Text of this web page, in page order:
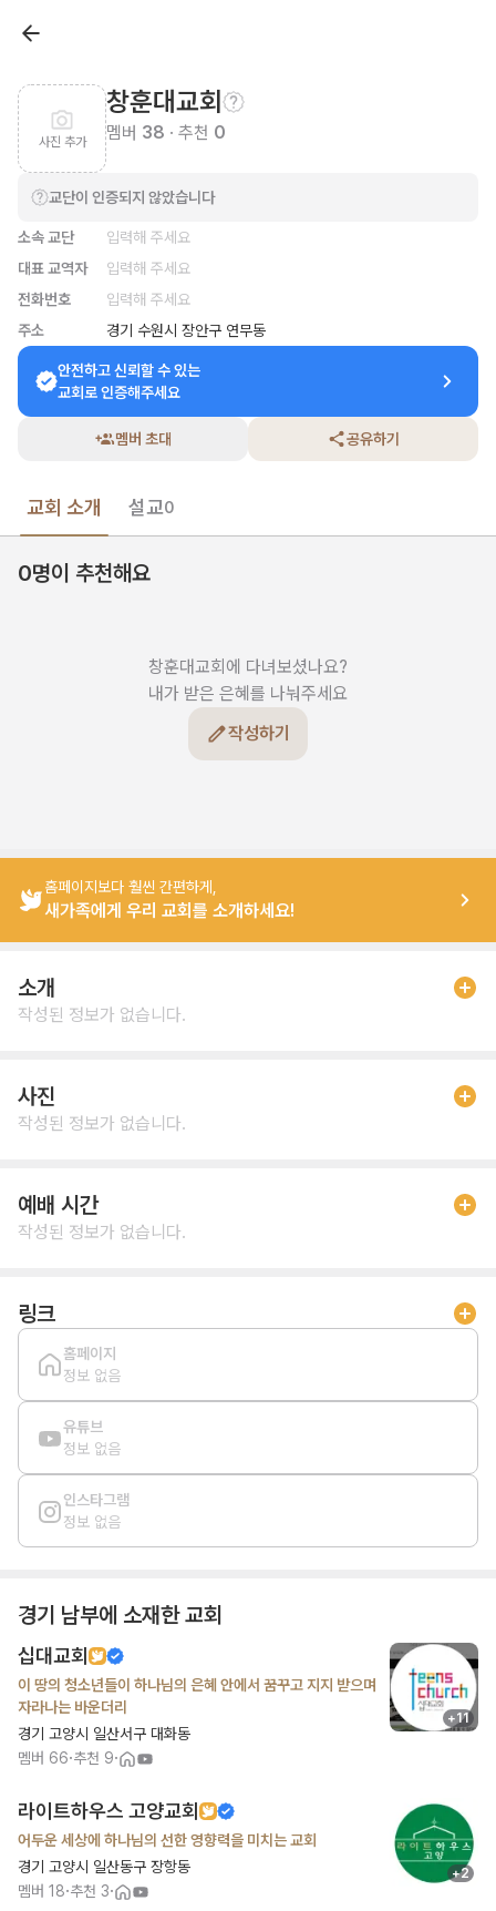
사진 추가
창훈대교회
멤버 38 · 추천 0
교단이 인증되지 않았습니다
소속 교단
입력해 주세요
대표 교역자
입력해 주세요
전화번호
입력해 주세요
주소
경기 수원시 장안구 연무동
안전하고 신뢰할 수 있는
교회로 인증해주세요
멤버 초대 공유하기
교회 소개 설교0
0명이 추천해요
창훈대교회에 다녀보셨나요?
내가 받은 은혜를 나눠주세요
작성하기
홈페이지보다 훨씬 간편하게,
새가족에게 우리 교회를 소개하세요!
소개
작성된 정보가 없습니다.
사진
작성된 정보가 없습니다.
예배 시간
작성된 정보가 없습니다.
링크
홈페이지
정보 없음
유튜브
정보 없음
인스타그램
정보 없음
경기 남부에 소재한 교회
십대교회
이 땅의 청소년들이 하나님의 은혜 안에서 꿈꾸고 지지 받으며
자라나는 바운더리
경기 고양시 일산서구 대화동
멤버 66·추천 9·
+11
라이트하우스 고양교회
어두운 세상에 하나님의 선한 영향력을 미치는 교회
경기 고양시 일산동구 장항동
멤버 18·추천 3·
+2